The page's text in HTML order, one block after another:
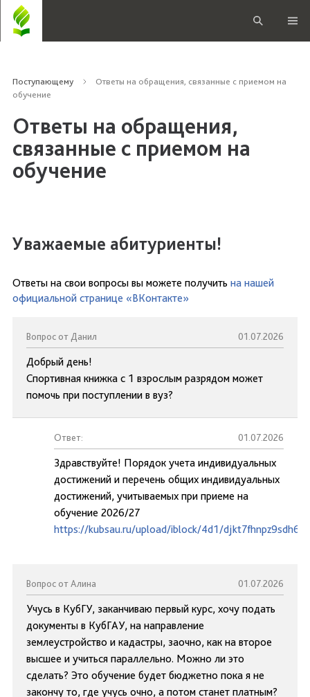
Поступающему
Ответы на обращения, связанные с приемом на
обучение
Ответы на обращения,
связанные с приемом на
обучение
Уважаемые абитуриенты!
Ответы на свои вопросы вы можете получить на нашей
официальной странице «ВКонтакте»
Вопрос от Данил 01.07.2026
Добрый день!
Спортивная книжка с 1 взрослым разрядом может
помочь при поступлении в вуз?
Ответ: 01.07.2026
Здравствуйте! Порядок учета индивидуальных
достижений и перечень общих индивидуальных
достижений, учитываемых при приеме на
обучение 2026/27
https://kubsau.ru/upload/iblock/4d1/
Вопрос от Алина 01.07.2026
Учусь в КубГУ, заканчиваю первый курс, хочу подать
документы в КубГАУ, на направление
землеустройство и кадастры, заочно, как на второе
высшее и учиться параллельно. Можно ли это
сделать? Это обучение будет бюджетно пока я не
закончу то, где учусь очно, а потом станет платным?